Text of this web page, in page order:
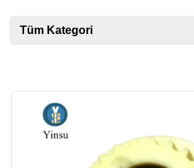
Tüm Kategori